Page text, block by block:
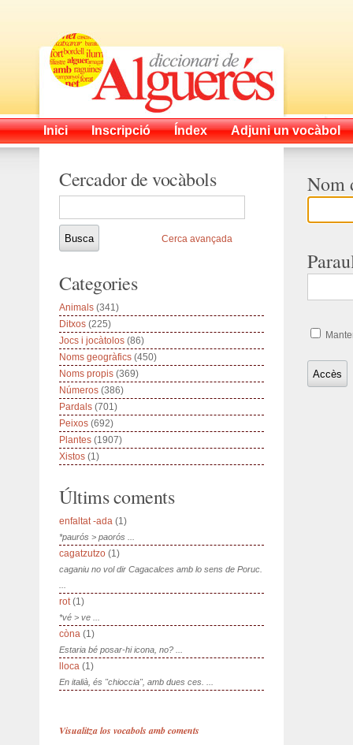
Inici Inscripció Índex Adjuni un vocàbol
Nom
Cercador de vocàbols
Cerca avançada
Categories
Animals (341)
Ditxos (225)
Jocs i jocàtolos (86)
Noms geogràfics (450)
Noms propis (369)
Números (386)
Pardals (701)
Peixos (692)
Plantes (1907)
Xistos (1)
Últims coments
enfaltat -ada (1)
*paurós > paorós ...
cagatzutzo (1)
caganiu no vol dir Cagacalces amb lo sens de Poruc.
rot(1)
*vé > ve ...
còna (1)
Estaria bé posar-hi icona, no? ...
lloca (1)
En italià, és "chioccia", amb dues ces. ...
Visualitza los vocabols amb coments